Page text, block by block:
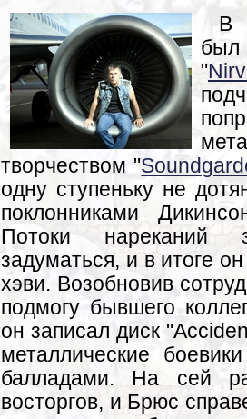
В
"
творчеством "
одну ступеньку не
поклонниками
Потоки нареканий
задуматься, и в итоге
хэви. Возобновив
подмогу бывшего
он записал диск
металлические
балладами. На сей
восторгов, и Брюс